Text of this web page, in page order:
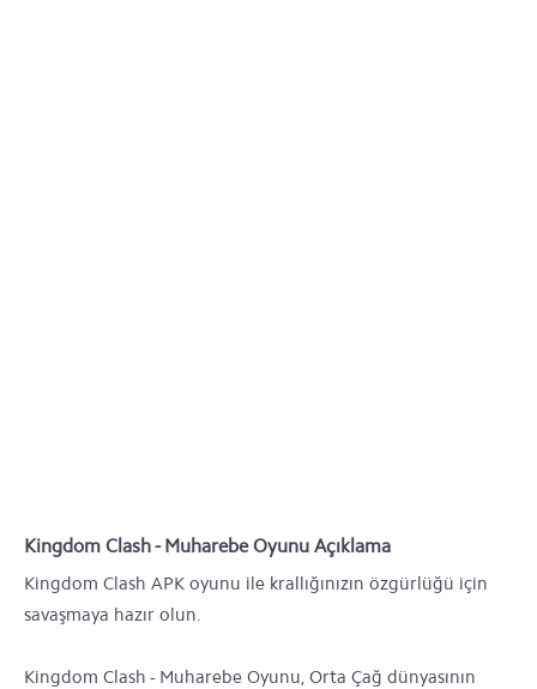
Kingdom Clash - Muharebe Oyunu Açıklama
Kingdom Clash APK oyunu ile krallığınızın özgürlüğü için
savaşmaya hazır olun.
Kingdom Clash - Muharebe Oyunu, Orta Çağ dünyasının